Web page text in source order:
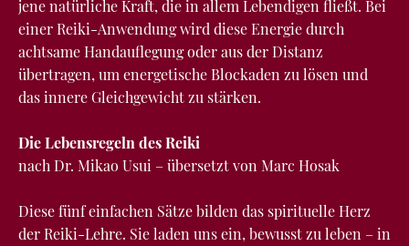
jene natürliche Kraft, die in allem Lebendigen fließt. Bei
einer Reiki-Anwendung wird diese Energie durch
achtsame Handauflegung oder aus der Distanz
übertragen, um energetische Blockaden zu lösen und
das innere Gleichgewicht zu stärken.
Die Lebensregeln des Reiki
nach Dr. Mikao Usui – übersetzt von Marc Hosak
Diese fünf einfachen Sätze bilden das spirituelle Herz
der Reiki-Lehre. Sie laden uns ein, bewusst zu leben – in